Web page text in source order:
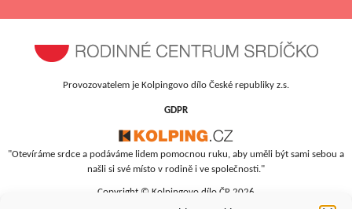
Provozovatelem je Kolpingovo dílo České republiky z.s.
GDPR
"Otevíráme srdce a podáváme lidem pomocnou ruku, aby uměli být sami sebou a
našli si své místo v rodině i ve společnosti."
Copyright © Kolpingovo dílo ČR 2026